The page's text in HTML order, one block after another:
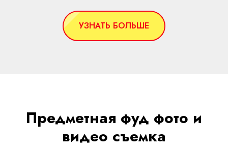
УЗНАТЬ БОЛЬШЕ
Предметная фуд фото и
видео съемка